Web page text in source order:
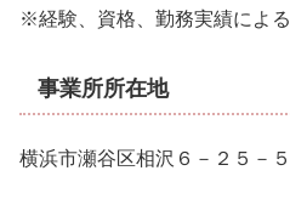
※経験、資格、勤務実績による
事業所所在地
横浜市瀬谷区相沢６－２５－５